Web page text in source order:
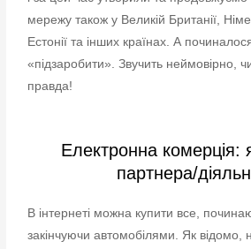
мережу також у Великій Британії,
Естонії та інших країнах. А
«підзаробити». Звучить неймовірно,
правда!
Електронна комерція:
партнера/
В інтернеті можна купити все,
закінчуючи автомобілями. Як відомо,